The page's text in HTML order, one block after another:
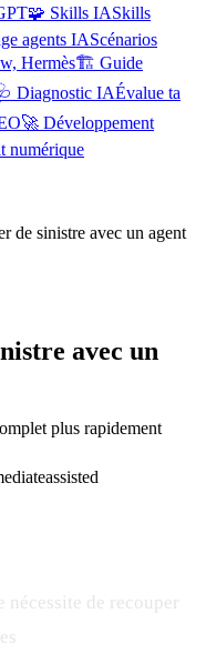
🧩 Skills IASkills
agents IAScénarios
Hermès🏗️ Guide
Diagnostic IAÉvalue ta
🚀 Développement
numérique
de sinistre avec un agent
avec un
plus rapidement
assisted
de recouper